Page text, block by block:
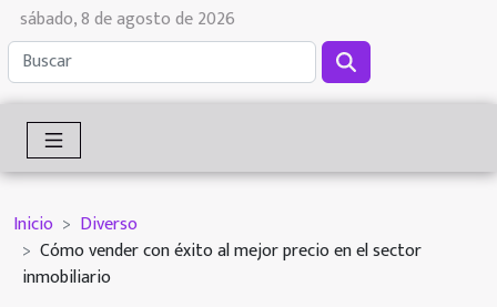
sábado, 8 de agosto de 2026
Inicio
Diverso
Cómo vender con éxito al mejor precio en el sector
inmobiliario